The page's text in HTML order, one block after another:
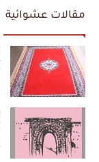
مقالات عشوائية